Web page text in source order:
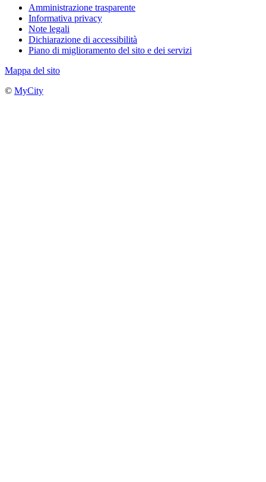
Amministrazione trasparente
Informativa privacy
Note legali
Dichiarazione di accessibilità
Piano di miglioramento del sito e dei servizi
Mappa del sito
© MyCity